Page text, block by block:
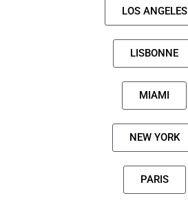
LOS ANGELES
LISBONNE
MIAMI
NEW YORK
PARIS